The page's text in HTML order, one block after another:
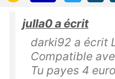
julla0 a écrit
darki92 a écrit
Compatible
Tu payes 4